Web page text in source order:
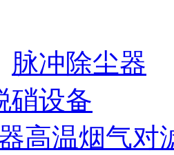
脉冲除尘器
硝设备
高温烟气对